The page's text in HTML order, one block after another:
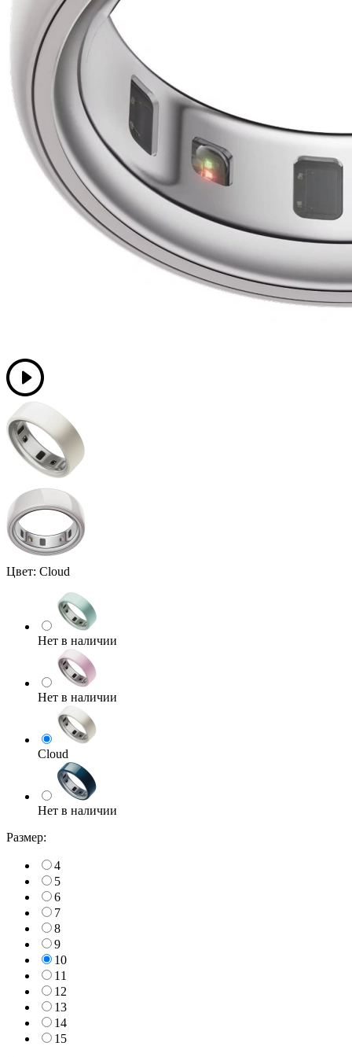
Цвет: Cloud
Нет в наличии
Нет в наличии
Cloud
Нет в наличии
Размер:
4
5
6
7
8
9
10
11
12
13
14
15